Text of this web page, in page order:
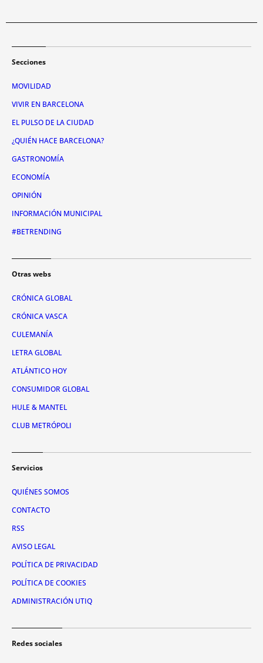
Secciones
MOVILIDAD
VIVIR EN BARCELONA
EL PULSO DE LA CIUDAD
¿QUIÉN HACE BARCELONA?
GASTRONOMÍA
ECONOMÍA
OPINIÓN
INFORMACIÓN MUNICIPAL
#BETRENDING
Otras webs
CRÓNICA GLOBAL
CRÓNICA VASCA
CULEMANÍA
LETRA GLOBAL
ATLÁNTICO HOY
CONSUMIDOR GLOBAL
HULE & MANTEL
CLUB METRÓPOLI
Servicios
QUIÉNES SOMOS
CONTACTO
RSS
AVISO LEGAL
POLÍTICA DE PRIVACIDAD
POLÍTICA DE COOKIES
ADMINISTRACIÓN UTIQ
Redes sociales